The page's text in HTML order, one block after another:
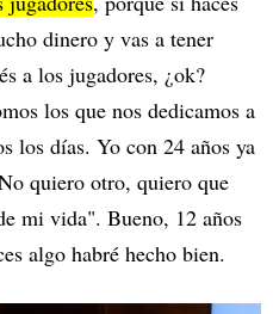
dinero y vas a tener
a los jugadores, ¿ok?
los que nos dedicamos a
los días. Yo con 24 años ya
quiero otro, quiero que
mi vida". Bueno, 12 años
algo habré hecho bien.